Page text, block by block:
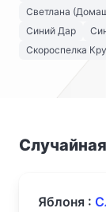
Светлана
Синий Дар
Скороспелка
Яблоня :